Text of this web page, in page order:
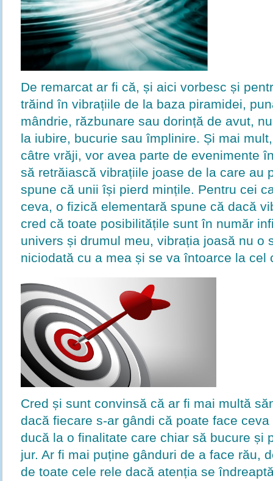
De remarcat ar fi că, și aici vorbesc și
trăind în vibrațiile de la baza piramidei,
mândrie, răzbunare sau dorință de avut,
la iubire, bucurie sau împlinire. Și mai
câtre vrăji, vor avea parte de evenimente
să retrăiască vibrațiile joase de la care au
spune că unii își pierd mințile. Pentru cei
ceva, o fizică elementară spune că dacă
cred că toate posibilitățile sunt în număr
univers și drumul meu, vibrația joasă nu o
niciodată cu a mea și se va întoarce la
Cred și sunt convinsă că ar fi mai multă
dacă fiecare s-ar gândi că poate face
ducă la o finalitate care chiar să bucure și
jur. Ar fi mai puține gânduri de a face rău,
de toate cele rele dacă atenția se